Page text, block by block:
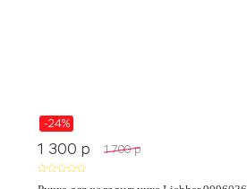
-24%
1 300 p 1 700 p